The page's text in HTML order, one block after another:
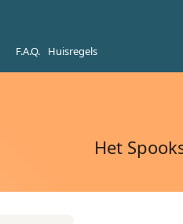
F.A.Q. Huisregels
Het